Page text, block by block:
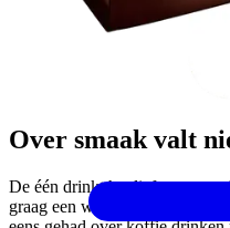
Over smaak valt
De één drinkt het liefst een
graag een wat milder kopje